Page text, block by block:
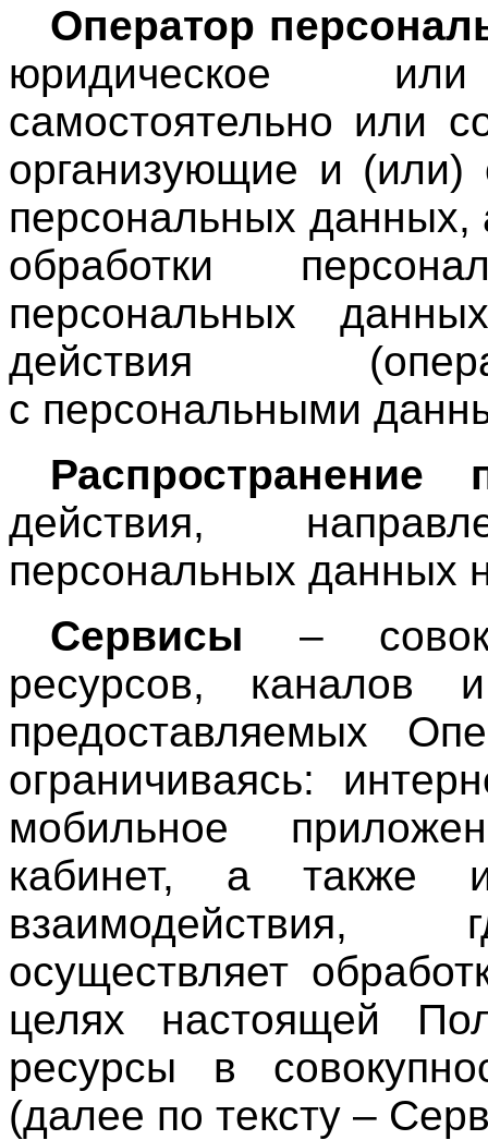
Оператор
юридическое
самостоятельно или
организующие и (или)
персональных
обработки
персональных
действия
с персональными
действия,
персональных данных
Сервисы –
ресурсов, каналов
предоставляемых
ограничиваясь:
мобильное
кабинет, а также
взаимодействия,
осуществляет
целях настоящей
ресурсы в
(далее по тексту –